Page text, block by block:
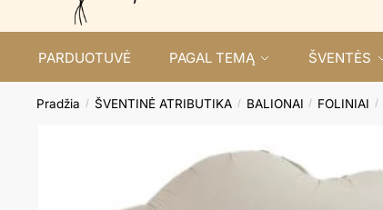
PARDUOTUVĖ PAGAL TEMĄ ŠVENTĖS
Pradžia / ŠVENTINĖ ATRIBUTIKA / BALIONAI / FOLINIAI /